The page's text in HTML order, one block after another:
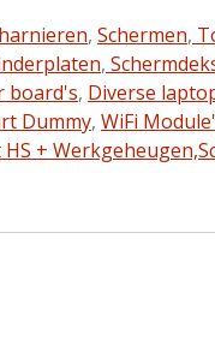
, Schermen,
,
board's, Diverse
Dummy, WiFi
+ Werkgeheugen,